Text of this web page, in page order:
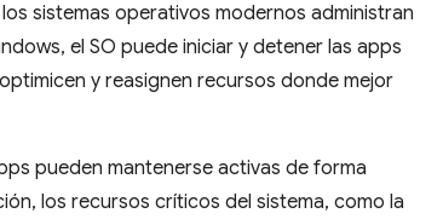
sistemas operativos modernos administran
el SO puede iniciar y detener las apps
y reasignen recursos donde mejor
pueden mantenerse activas de forma
los recursos críticos del sistema, como la